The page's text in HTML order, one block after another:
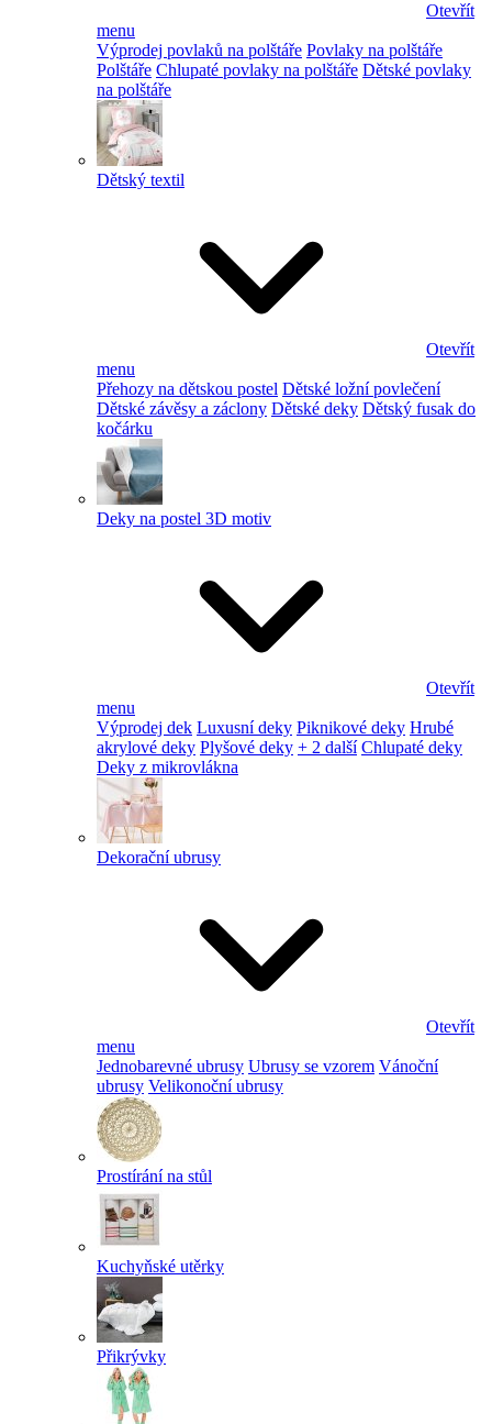
Otevřít
menu
Výprodej povlaků na polštáře Povlaky na polštáře
Polštáře Chlupaté povlaky na polštáře Dětské povlaky
na polštáře
Dětský textil
Otevřít
menu
Přehozy na dětskou postel Dětské ložní povlečení
Dětské závěsy a záclony Dětské deky Dětský fusak do
kočárku
Deky na postel 3D motiv
Otevřít
menu
Výprodej dek Luxusní deky Piknikové deky Hrubé
akrylové deky Plyšové deky + 2 další Chlupaté deky
Deky z mikrovlákna
Dekorační ubrusy
Otevřít
menu
Jednobarevné ubrusy Ubrusy se vzorem Vánoční
ubrusy Velikonoční ubrusy
Prostírání na stůl
Kuchyňské utěrky
Přikrývky